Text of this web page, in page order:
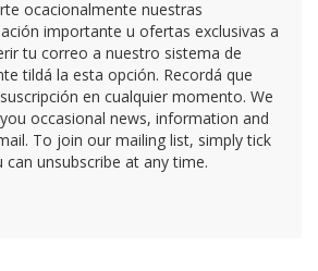
ocacionalmente nuestras
importante u ofertas exclusivas a
tu correo a nuestro sistema de
tildá la esta opción. Recordá que
en cualquier momento. We
occasional news, information and
To join our mailing list, simply tick
can unsubscribe at any time.